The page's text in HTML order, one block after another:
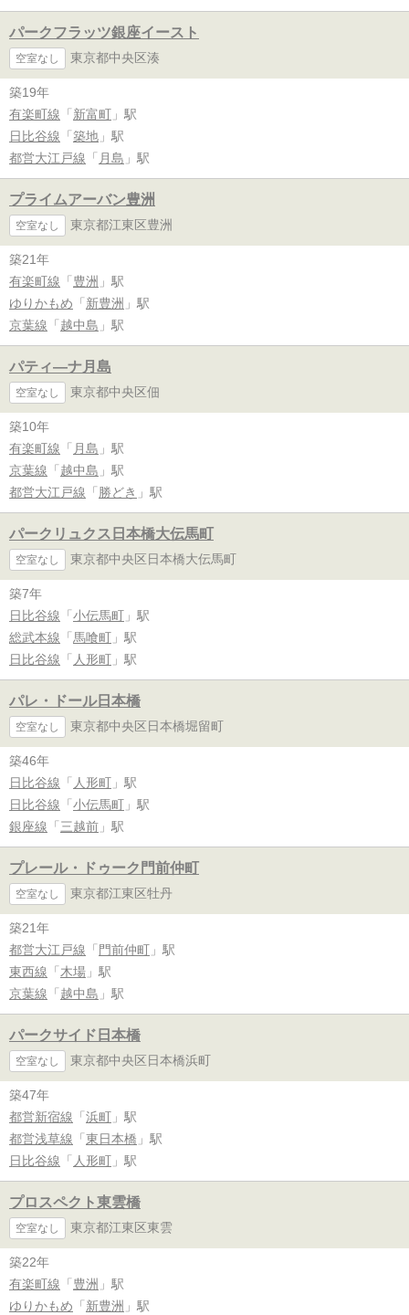
パークフラッツ銀座イースト
空室なし 東京都中央区湊
築19年
有楽町線 「 新富町 」駅
日比谷線 「 築地 」駅
都営大江戸線 「 月島 」駅
プライムアーバン豊洲
空室なし 東京都江東区豊洲
築21年
有楽町線 「 豊洲 」駅
ゆりかもめ 「 新豊洲 」駅
京葉線 「 越中島 」駅
パティ―ナ月島
空室なし 東京都中央区佃
築10年
有楽町線 「 月島 」駅
京葉線 「 越中島 」駅
都営大江戸線 「 勝どき 」駅
パークリュクス日本橋大伝馬町
空室なし 東京都中央区日本橋大伝馬町
築7年
日比谷線 「 小伝馬町 」駅
総武本線 「 馬喰町 」駅
日比谷線 「 人形町 」駅
パレ・ドール日本橋
空室なし 東京都中央区日本橋堀留町
築46年
日比谷線 「 人形町 」駅
日比谷線 「 小伝馬町 」駅
銀座線 「 三越前 」駅
プレール・ドゥーク門前仲町
空室なし 東京都江東区牡丹
築21年
都営大江戸線 「 門前仲町 」駅
東西線 「 木場 」駅
京葉線 「 越中島 」駅
パークサイド日本橋
空室なし 東京都中央区日本橋浜町
築47年
都営新宿線 「 浜町 」駅
都営浅草線 「 東日本橋 」駅
日比谷線 「 人形町 」駅
プロスペクト東雲橋
空室なし 東京都江東区東雲
築22年
有楽町線 「 豊洲 」駅
ゆりかもめ 「 新豊洲 」駅